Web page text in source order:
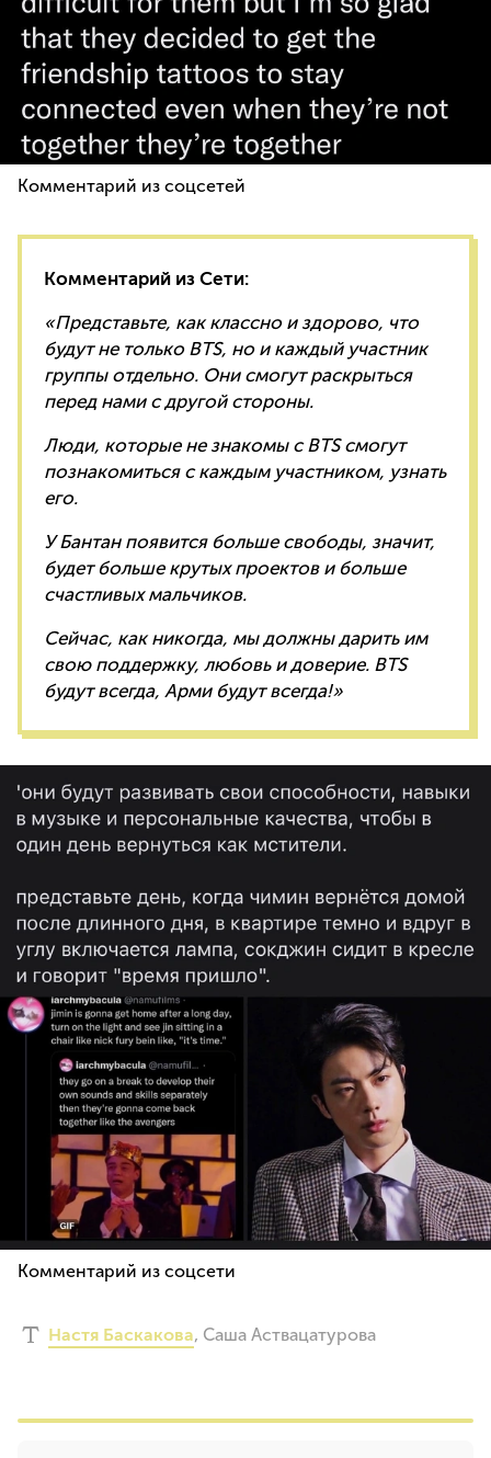
Комментарий из соцсетей
Комментарий из Сети:
«Представьте, как классно и здорово, что
будут не только BTS, но и каждый участник
группы отдельно. Они смогут раскрыться
перед нами с другой стороны.
Люди, которые не знакомы с BTS смогут
познакомиться с каждым участником, узнать
его.
У Бантан появится больше свободы, значит,
будет больше крутых проектов и больше
счастливых мальчиков.
Сейчас, как никогда, мы должны дарить им
свою поддержку, любовь и доверие. BTS
будут всегда, Арми будут всегда!»
Комментарий из соцсети
Настя Баскакова, Саша Аствацатурова